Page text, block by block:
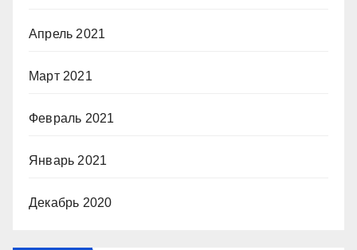
Апрель 2021
Март 2021
Февраль 2021
Январь 2021
Декабрь 2020